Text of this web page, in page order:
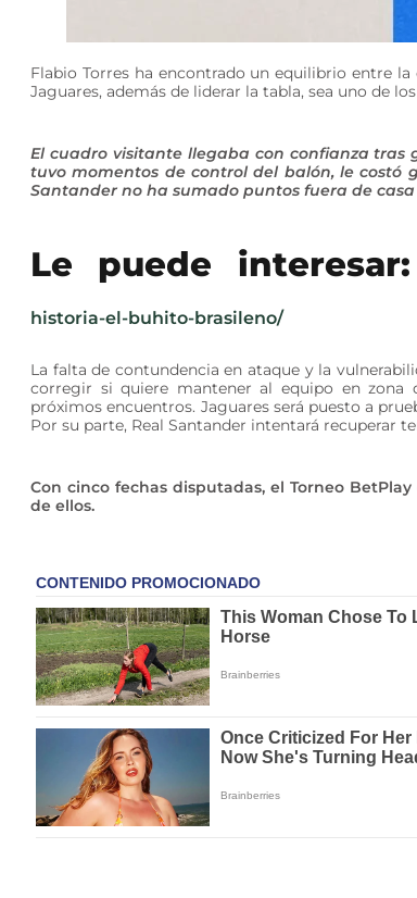
Flabio Torres ha encontrado un equilibrio entre
Jaguares, además de liderar la tabla, sea uno de
El cuadro visitante llegaba con confianza tras
tuvo momentos de control del balón, le costó
Santander no ha sumado puntos fuera de
Le puede interesar:
historia-el-buhito-brasileno/
La falta de contundencia en ataque y la
corregir si quiere mantener al equipo en zona
próximos encuentros. Jaguares será puesto a
Por su parte, Real Santander intentará recuperar
Con cinco fechas disputadas, el Torneo
de ellos.